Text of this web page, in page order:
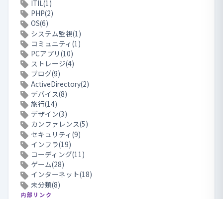
ITIL(1)
PHP(2)
OS(6)
システム監視(1)
コミュニティ(1)
PCアプリ(10)
ストレージ(4)
ブログ(9)
ActiveDirectory(2)
デバイス(8)
旅行(14)
デザイン(3)
カンファレンス(5)
セキュリティ(9)
インフラ(19)
コーディング(11)
ゲーム(28)
インターネット(18)
未分類(8)
内部リンク